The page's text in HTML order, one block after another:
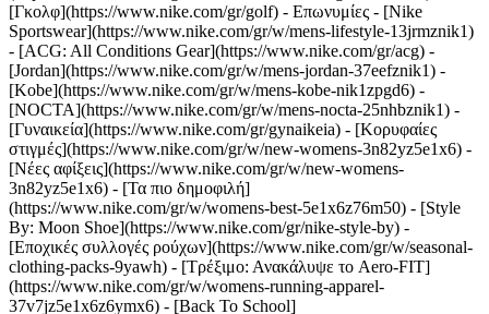
[Γκολφ](https://www.nike.com/gr/golf) - Επωνυμίες - [Nike
Sportswear](https://www.nike.com/gr/w/mens-lifestyle-13jrmznik1)
- [ACG: All Conditions Gear](https://www.nike.com/gr/acg) -
[Jordan](https://www.nike.com/gr/w/mens-jordan-37eefznik1) -
[Kobe](https://www.nike.com/gr/w/mens-kobe-nik1zpgd6) -
[NOCTA](https://www.nike.com/gr/w/mens-nocta-25nhbznik1) -
[Γυναικεία](https://www.nike.com/gr/gynaikeia) - [Κορυφαίες
στιγμές](https://www.nike.com/gr/w/new-womens-3n82yz5e1x6) -
[Νέες αφίξεις](https://www.nike.com/gr/w/new-womens-
3n82yz5e1x6) - [Τα πιο δημοφιλή]
(https://www.nike.com/gr/w/womens-best-5e1x6z76m50) - [Style
By: Moon Shoe](https://www.nike.com/gr/nike-style-by) -
[Εποχικές συλλογές ρούχων](https://www.nike.com/gr/w/seasonal-
clothing-packs-9yawh) - [Τρέξιμο: Ανακάλυψε το Aero-FIT]
(https://www.nike.com/gr/w/womens-running-apparel-
37v7jz5e1x6z6ymx6) - [Back To School]